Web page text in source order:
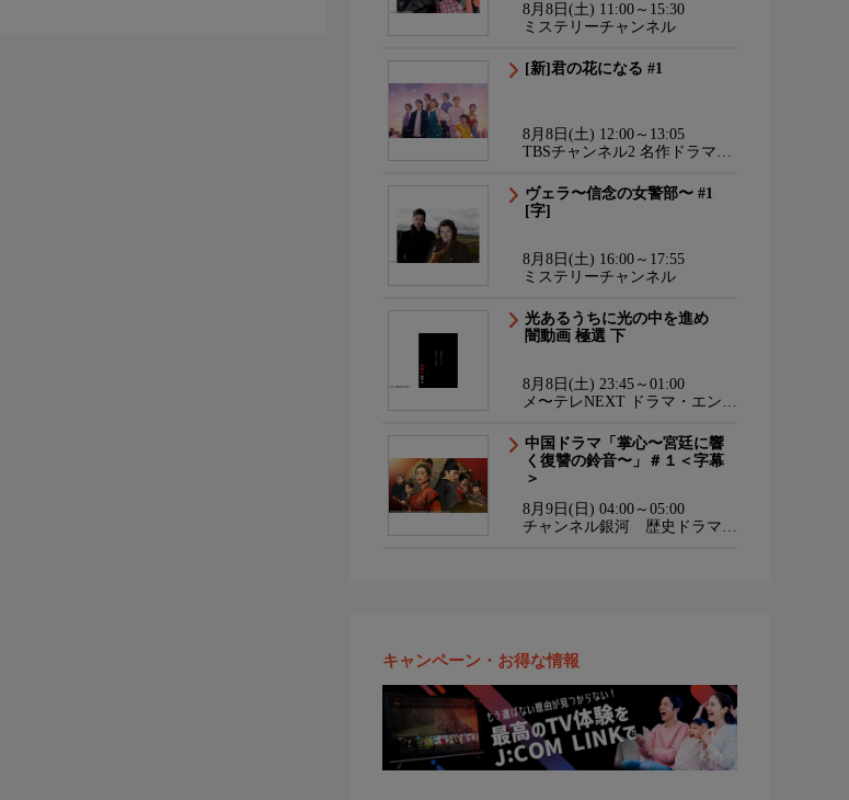
8月8日(土) 11:00～15:30
ミステリーチャンネル
[新]君の花になる #1
8月8日(土) 12:00～13:05
TBSチャンネル2 名作ドラマ・
ヴェラ〜信念の女警部〜 #1
[字]
8月8日(土) 16:00～17:55
ミステリーチャンネル
光あるうちに光の中を進め
闇動画 極選 下
8月8日(土) 23:45～01:00
メ〜テレNEXT ドラマ・エンタ
中国ドラマ「掌心〜宮廷に響
く復讐の鈴音〜」＃１＜字幕
＞
8月9日(日) 04:00～05:00
チャンネル銀河 歴史ドラマ・
キャンペーン・お得な情報